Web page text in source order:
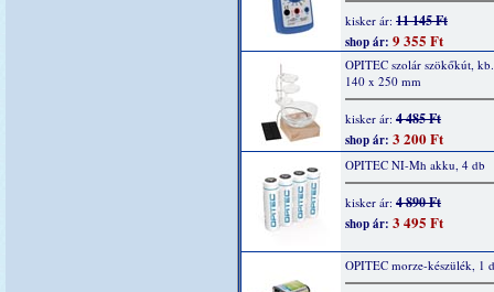
kisker ár: 11 145 Ft
shop ár: 9 355 Ft
OPITEC szolár szökőkút,
140 x 250 mm
kisker ár: 4 485 Ft
shop ár: 3 200 Ft
OPITEC NI-Mh akku, 4 db
kisker ár: 4 890 Ft
shop ár: 3 495 Ft
OPITEC morze-készülék, 1